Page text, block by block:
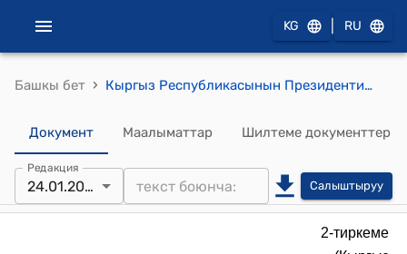
KG RU
Башкы бет › Кыргыз Республикасынын Президентинин Администрациясынын Президенттин жана Министрлер Кабинетинин чечимдерин даярдоо боюнча башкармалык жөнүндө жобо (Кыргыз Республикасынын Президентинин Администрациясынын Жетекчисинин 2023-жылдын 31-мартындагы № 116 тескемесине)
Документ Маалыматтар Шилтеме документтер
Редакция
24.01.2024 Салыштыруу